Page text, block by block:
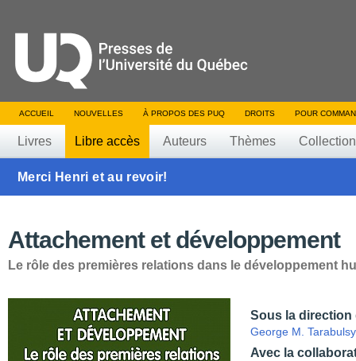
ACCUEIL NOUVELLES À PROPOS DES PUQ DROITS POUR
Livres Libre accès Auteurs Thèmes
Merci Henri et au revoir!
Attachement et développement
Le rôle des premières relations dans le développement
Sous la direction
George M. Tarabulsy
Avec la